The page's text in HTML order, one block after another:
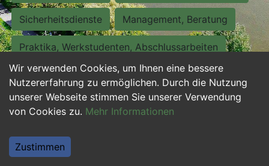
Wir verwenden Cookies, um Ihnen eine bessere
Nutzererfahrung zu ermöglichen. Durch die Nutzung
unserer Webseite stimmen Sie unserer Verwendung
von Cookies zu. Mehr Informationen
Zustimmen
Sicherheitsdienste Management, Beratung
Praktika, Werkstudenten, Abschlussarbeiten
Personalwesen Assistenz, Sekretariat
Hilfskräfte, Aushilfs- und Nebenjobs
Weiterbildung, Studium, duale Ausbildung